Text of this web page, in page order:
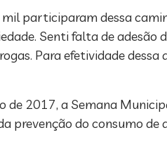
participaram dessa
Senti falta de adesão
Para efetividade
2017, a Semana
prevenção do consumo